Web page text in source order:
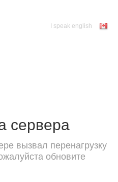
I speak english
сервера
вызвал перенагрузку
обновите